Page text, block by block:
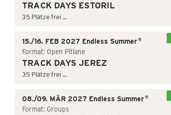
TRACK DAYS ESTORIL
35 Plätze frei ...
15./16. FEB 2027 Endless Summer ®
Format: Open Pitlane
TRACK DAYS JEREZ
35 Plätze frei ...
08./09. MÄR 2027 Endless Summer ®
Format: Groups